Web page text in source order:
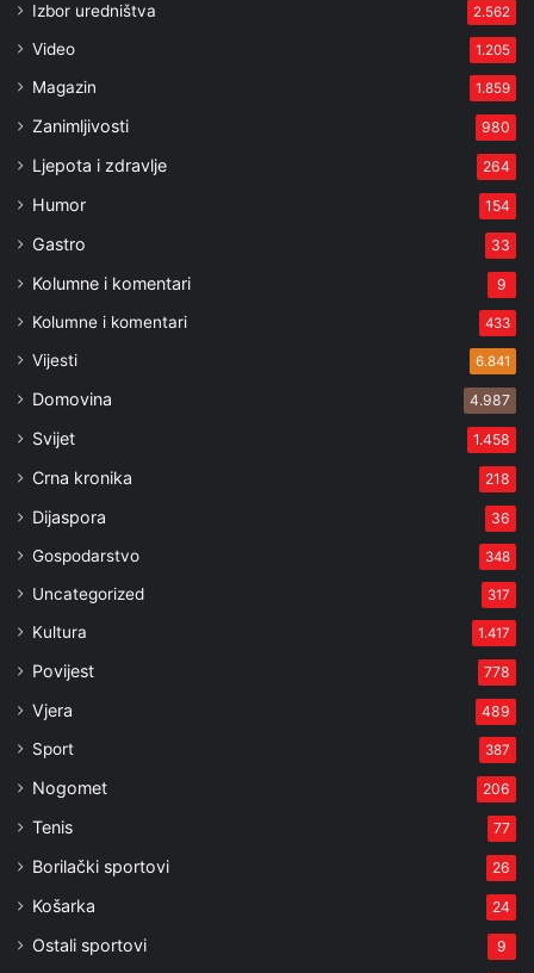
Izbor uredništva 2.562
Video 1.205
Magazin 1.859
Zanimljivosti 980
Ljepota i zdravlje 264
Humor 154
Gastro 33
Kolumne i komentari 9
Kolumne i komentari 433
Vijesti 6.841
Domovina 4.987
Svijet 1.458
Crna kronika 218
Dijaspora 36
Gospodarstvo 348
Uncategorized 317
Kultura 1.417
Povijest 778
Vjera 489
Sport 387
Nogomet 206
Tenis 77
Borilački sportovi 26
Košarka 24
Ostali sportovi 9